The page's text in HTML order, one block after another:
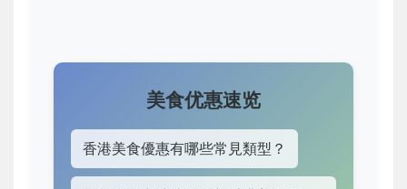
美食优惠速览
香港美食優惠有哪些常見類型？